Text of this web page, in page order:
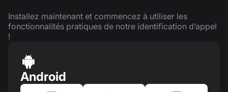
Installez maintenant et commencez à utiliser les
fonctionnalités pratiques de notre identification d’appel
!
Android